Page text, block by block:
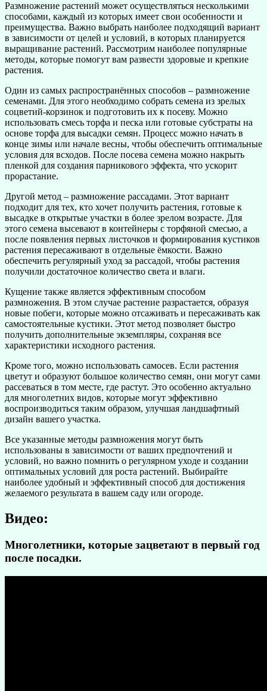
Размножение растений может осуществляться несколькими
способами, каждый из которых имеет свои особенности и
преимущества. Важно выбрать наиболее подходящий вариант
в зависимости от целей и условий, в которых планируется
выращивание растений. Рассмотрим наиболее популярные
методы, которые помогут вам развести здоровые и крепкие
растения.
Один из самых распространённых способов – размножение
семенами. Для этого необходимо собрать семена из зрелых
соцветий-корзинок и подготовить их к посеву. Можно
использовать смесь торфа и песка или готовые субстраты на
основе торфа для высадки семян. Процесс можно начать в
конце зимы или начале весны, чтобы обеспечить оптимальные
условия для всходов. После посева семена можно накрыть
пленкой для создания парникового эффекта, что ускорит
прорастание.
Другой метод – размножение рассадами. Этот вариант
подходит для тех, кто хочет получить растения, готовые к
высадке в открытые участки в более зрелом возрасте. Для
этого семена высевают в контейнеры с торфяной смесью, а
после появления первых листочков и формирования кустиков
растения пересаживают в отдельные ёмкости. Важно
обеспечить регулярный уход за рассадой, чтобы растения
получили достаточное количество света и влаги.
Кущение также является эффективным способом
размножения. В этом случае растение разрастается, образуя
новые побеги, которые можно отсаживать и пересаживать как
самостоятельные кустики. Этот метод позволяет быстро
получить дополнительные экземпляры, сохраняя все
характеристики исходного растения.
Кроме того, можно использовать самосев. Если растения
цветут и образуют большое количество семян, они могут сами
рассеваться в том месте, где растут. Это особенно актуально
для многолетних видов, которые могут эффективно
воспроизводиться таким образом, улучшая ландшафтный
дизайн вашего участка.
Все указанные методы размножения могут быть
использованы в зависимости от ваших предпочтений и
условий, но важно помнить о регулярном уходе и создании
оптимальных условий для роста растений. Выбирайте
наиболее удобный и эффективный способ для достижения
желаемого результата в вашем саду или огороде.
Видео:
Многолетники, которые зацветают в первый год
после посадки.